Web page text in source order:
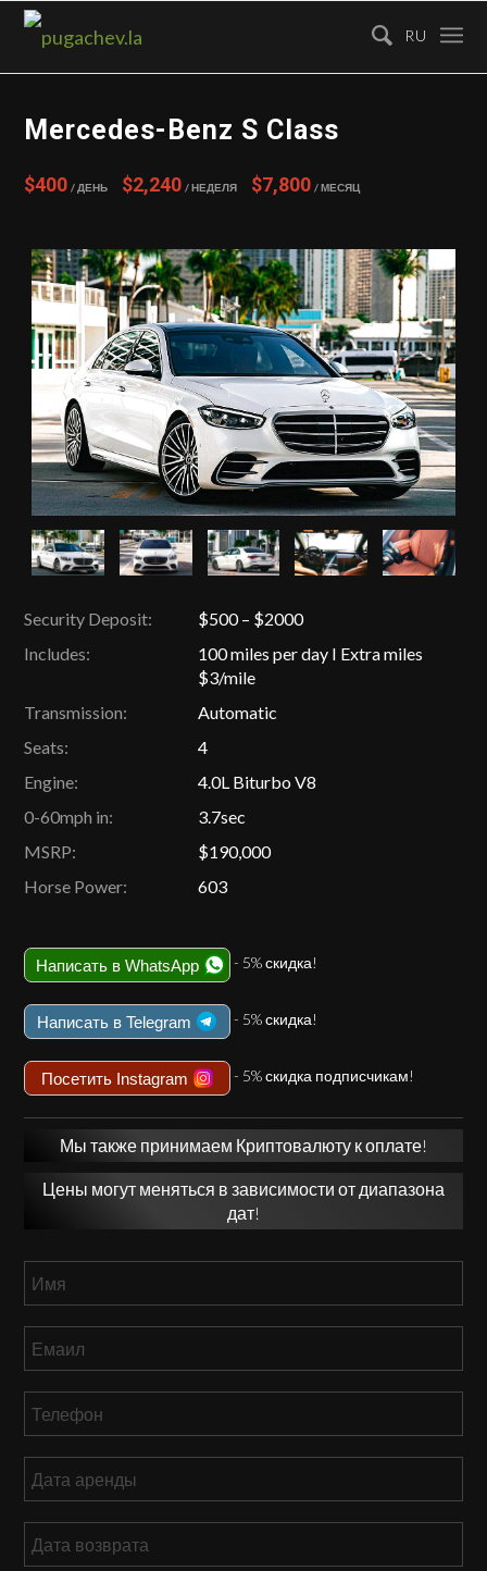
Mercedes-Benz S Class
$400 / День $2,240 / Неделя $7,800 / Месяц
Security Deposit:
$500 – $2000
Includes:
100 miles per day I Extra miles
$3/mile
Transmission:
Automatic
Seats:
4
Engine:
4.0L Biturbo V8
0-60mph in:
3.7sec
MSRP:
$190,000
Horse Power:
603
Написать в WhatsApp - 5% скидка!
Написать в Telegram - 5% скидка!
Посетить Instagram - 5% скидка подписчикам!
Мы также принимаем Криптовалюту к оплате!
Цены могут меняться в зависимости от диапазона
дат!
аренды
слеш
ДД
возврата *
RU